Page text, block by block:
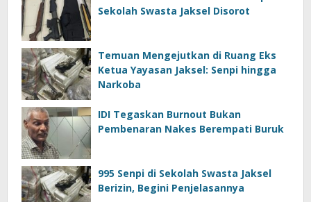
Sekolah Swasta Jaksel Disorot
Temuan Mengejutkan di Ruang Eks
Ketua Yayasan Jaksel: Senpi hingga
Narkoba
IDI Tegaskan Burnout Bukan
Pembenaran Nakes Berempati Buruk
995 Senpi di Sekolah Swasta Jaksel
Berizin, Begini Penjelasannya